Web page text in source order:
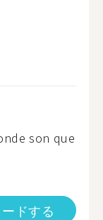
son que
ドする